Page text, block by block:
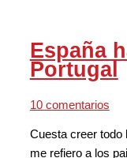
España
Portugal
10 comentarios
Cuesta creer todo
me refiero a los